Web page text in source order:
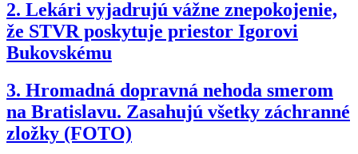
2. Lekári vyjadrujú vážne znepokojenie,
že STVR poskytuje priestor Igorovi
Bukovskému
3. Hromadná dopravná nehoda smerom
na Bratislavu. Zasahujú všetky záchranné
zložky (FOTO)